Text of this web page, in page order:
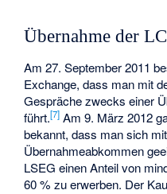
Übernahme der
Am 27. September 2011
Exchange, dass man mit
Gespräche zwecks einer
führt.[7] Am 9. März 2012
bekannt, dass man sich
Übernahmeabkommen
LSEG einen Anteil von
60 % zu erwerben. Der